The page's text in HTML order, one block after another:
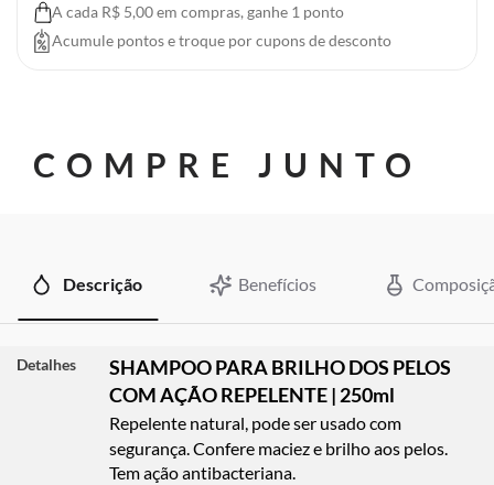
A cada R$ 5,00 em compras, ganhe 1 ponto
Acumule pontos e troque por cupons de desconto
COMPRE JUNTO
Descrição Benefícios
Detalhes
SHAMPOO PARA BRILHO DOS PELOS
COM AÇÃO REPELENTE | 250ml
Repelente natural, pode ser usado com
segurança. Confere maciez e brilho aos pelos.
Tem ação antibacteriana.